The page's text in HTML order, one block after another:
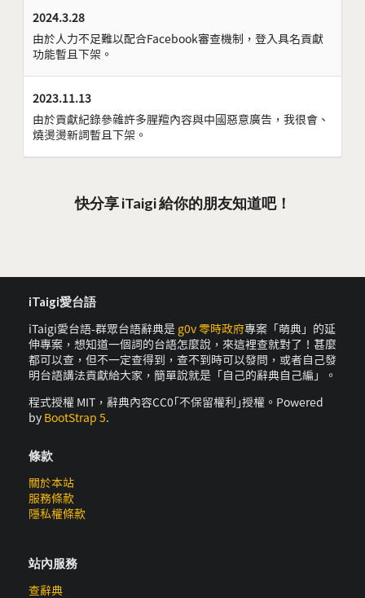
2024.3.28
由於人力不足難以配合Facebook審查機制，登入具名貢獻
功能暫且下架。
2023.11.13
由於貢獻紀錄參雜許多腥羶內容與中國惡意廣告，我很會、
燒燙燙新詞暫且下架。
快分享 iTaigi 給你的朋友知道吧！
iTaigi愛台語
iTaigi愛台語-群眾台語辭典是 g0v 零時政府專案「萌典」的延
伸專案，想知道一個詞的台語怎麼說，來這裡查就對了！甚麼
都可以查，但不一定查得到，查不到時可以發問，或者自己發
明台語講法貢獻給大家，簡單說就是「自己的辭典自己編」。
程式授權 MIT，辭典內容CC0｢不保留權利｣授權。Powered
by BootStrap 5.
條款
關於本站
服務條款
隱私權條款
站內服務
查辭典